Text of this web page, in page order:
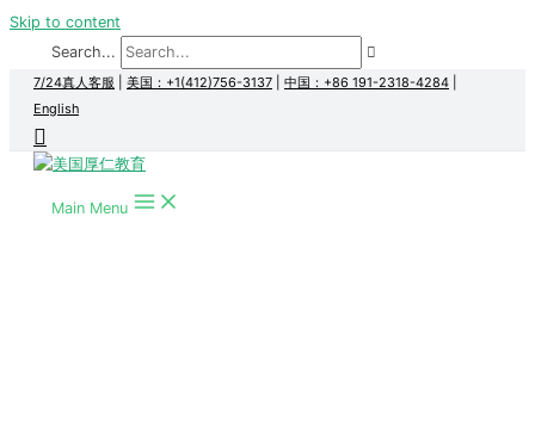
Skip to content
Search...
7/24真人客服 美国：+1(412)756-3137 中国：+86 191-2318-4284
English
Main Menu